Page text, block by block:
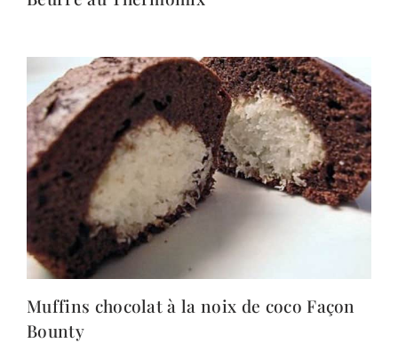
Muffins chocolat à la noix de coco Façon
Bounty